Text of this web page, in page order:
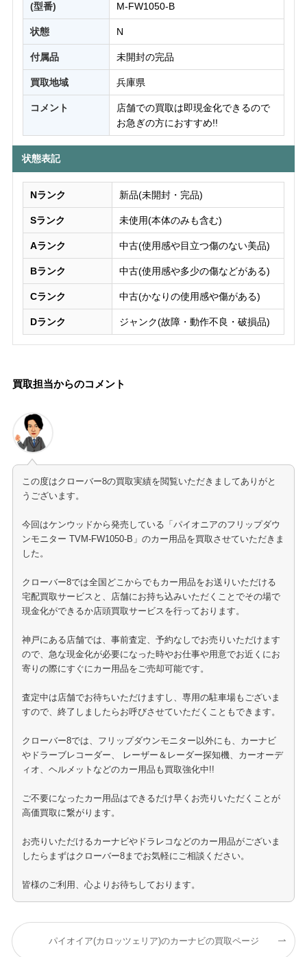
(型番)
M-FW1050-B
状態 N
付属品 未開封の完品
買取地域 兵庫県
コメント
店舗での買取は即現金化できるので
お急ぎの方におすすめ!!
状態表記
Nランク 新品(未開封・完品)
Sランク 未使用(本体のみも含む)
Aランク 中古(使用感や目立つ傷のない美品)
Bランク 中古(使用感や多少の傷などがある)
Cランク 中古(かなりの使用感や傷がある)
Dランク ジャンク(故障・動作不良・破損品)
買取担当からのコメント
この度はクローバー8の買取実績を閲覧いただきましてありがと
うございます。
今回はケンウッドから発売している「パイオニアのフリップダウ
ンモニター TVM-FW1050-B」のカー用品を買取させていただきま
した。
クローバー8では全国どこからでもカー用品をお送りいただける
宅配買取サービスと、店舗にお持ち込みいただくことでその場で
現金化ができるか店頭買取サービスを行っております。
神戸にある店舗では、事前査定、予約なしでお売りいただけます
ので、急な現金化が必要になった時やお仕事や用意でお近くにお
寄りの際にすぐにカー用品をご売却可能です。
査定中は店舗でお待ちいただけますし、専用の駐車場もございま
すので、終了しましたらお呼びさせていただくこともできます。
クローバー8では、フリップダウンモニター以外にも、カーナビ
やドラーブレコーダー、 レーザー＆レーダー探知機、カーオーデ
ィオ、ヘルメットなどのカー用品も買取強化中!!
ご不要になったカー用品はできるだけ早くお売りいただくことが
高価買取に繋がります。
お売りいただけるカーナビやドラレコなどのカー用品がございま
したらまずはクローバー8までお気軽にご相談ください。
皆様のご利用、心よりお待ちしております。
パイオイア(カロッツェリア)のカーナビの買取ページ